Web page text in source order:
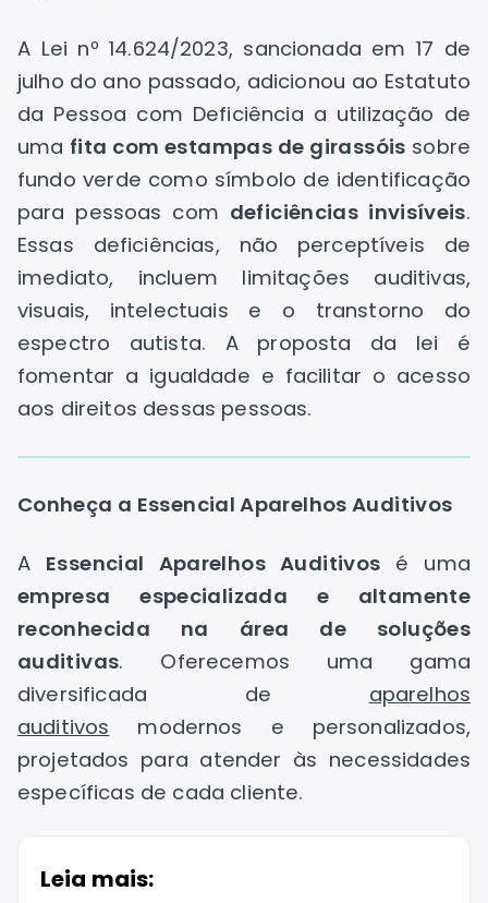
A Lei nº 14.624/2023, sancionada em 17 de
julho do ano passado, adicionou ao Estatuto
da Pessoa com Deficiência a utilização de
uma fita com estampas de girassóis sobre
fundo verde como símbolo de identificação
para pessoas com deficiências invisíveis.
Essas deficiências, não perceptíveis de
imediato, incluem limitações auditivas,
visuais, intelectuais e o transtorno do
espectro autista. A proposta da lei é
fomentar a igualdade e facilitar o acesso
aos direitos dessas pessoas.
Conheça a Essencial Aparelhos Auditivos
A Essencial Aparelhos Auditivos é uma
empresa especializada e altamente
reconhecida na área de soluções
auditivas. Oferecemos uma gama
diversificada de aparelhos
auditivos modernos e personalizados,
projetados para atender às necessidades
específicas de cada cliente.
Leia mais: